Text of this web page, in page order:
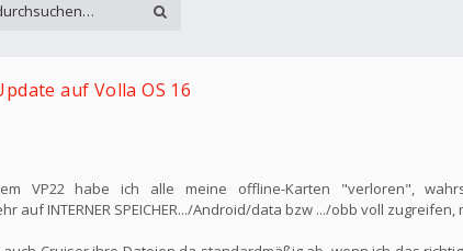
auf Volla OS 16
VP22 habe ich alle meine offline-Karten "verloren",
auf INTERNER SPEICHER.../Android/data bzw .../obb voll